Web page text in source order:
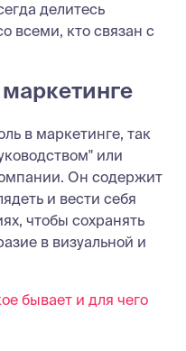
делитесь
всеми, кто связан с
в маркетинге, так
или
Он содержит
и вести себя
чтобы сохранять
в визуальной и
бывает и для чего